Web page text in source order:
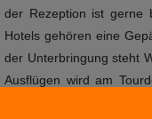
der Rezeption ist gerne
Hotels gehören eine
der Unterbringung steht
Ausflügen wird am